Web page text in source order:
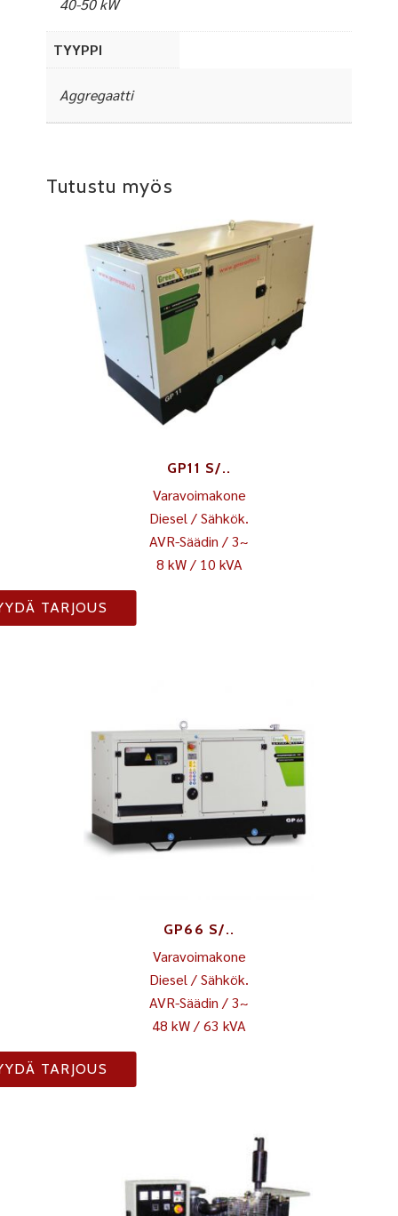
40-50 kW
TYYPPI
Aggregaatti
Tutustu myös
GP11 S/..
Varavoimakone
Diesel / Sähkök.
AVR-Säädin / 3~
8 kW / 10 kVA
TARJOUS
GP66 S/..
Varavoimakone
Diesel / Sähkök.
AVR-Säädin / 3~
48 kW / 63 kVA
TARJOUS